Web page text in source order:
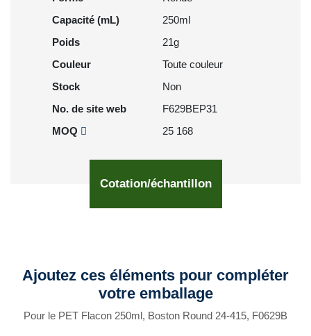
Capacité (mL)
250ml
Poids
21g
Couleur
Toute couleur
Stock
Non
No. de site web
F629BEP31
MOQ
25 168
Cotation/échantillon
Ajoutez ces éléments pour compléter
votre emballage
Pour le PET Flacon 250ml, Boston Round 24-415, F0629B